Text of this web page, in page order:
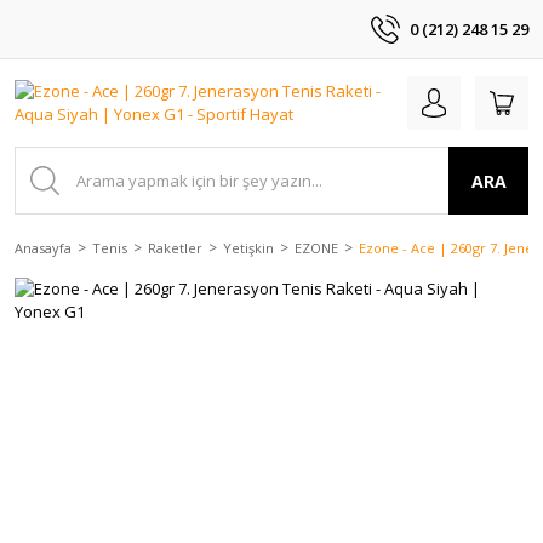
0 (212) 248 15 29
ARA
Anasayfa Tenis Raketler Yetişkin EZONE Ezone - Ace | 260gr 7.